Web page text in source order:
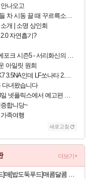
나오고
시동 끌 때 꾸르륵소리나는데
개 | 소명 상인회
자연흡기?
크 시즌5 - 서리화신의 분노 티저
아일릿 원희
LF쏘나타 2.0NA 기변하면 유류비 절약이 얼마나 될까요..?
다녀왔습니다
넷플릭스에서 예고편 공개 예정
합니당~
족여행
새로고침
더보기+